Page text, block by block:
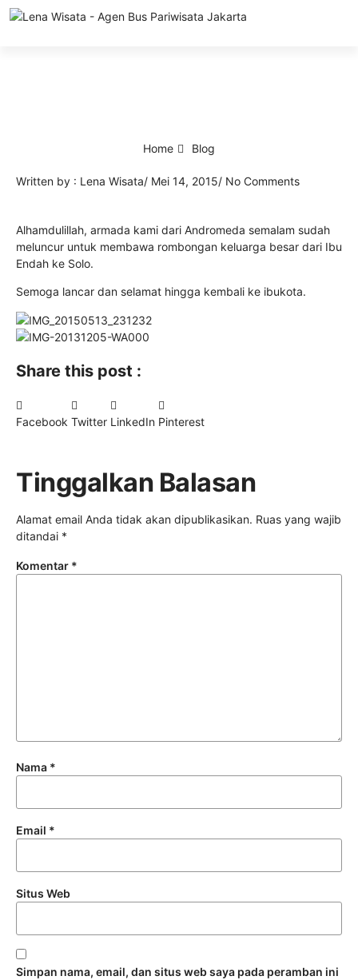
Home Blog
Written by : Lena Wisata/ Mei 14, 2015/ No Comments
Alhamdulillah, armada kami dari Andromeda semalam sudah
meluncur untuk membawa rombongan keluarga besar dari Ibu
Endah ke Solo.
Semoga lancar dan selamat hingga kembali ke ibukota.
Share this post :
Facebook Twitter LinkedIn Pinterest
Tinggalkan Balasan
Alamat email Anda tidak akan dipublikasikan. Ruas yang wajib
ditandai *
Komentar *
Nama *
Email *
Situs Web
Simpan nama, email, dan situs web saya pada peramban ini